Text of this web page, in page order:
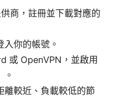
商，註冊並下載對應的
你的帳號。
或 OpenVPN，並啟用
。
離較近、負載較低的節